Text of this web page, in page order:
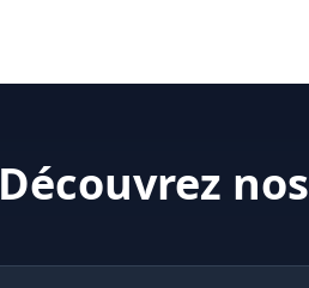
Découvrez nos